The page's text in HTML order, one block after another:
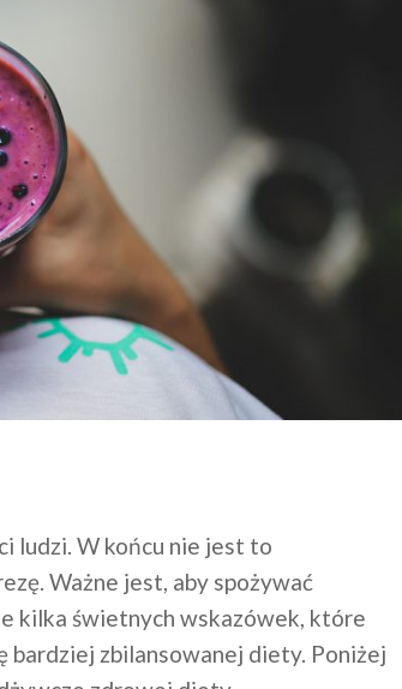
ludzi. W końcu nie jest to
Ważne jest, aby spożywać
kilka świetnych wskazówek, które
bardziej zbilansowanej diety. Poniżej